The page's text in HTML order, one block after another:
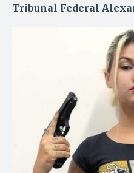
Tribunal Federal